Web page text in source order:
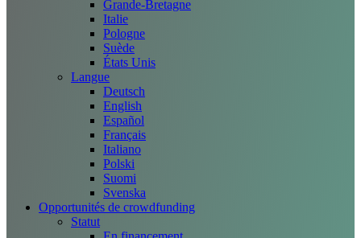
Grande-Bretagne
Italie
Pologne
Suède
États Unis
Langue
Deutsch
English
Español
Français
Italiano
Polski
Suomi
Svenska
Opportunités de crowdfunding
Statut